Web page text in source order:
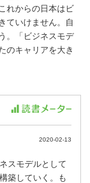
れからの日本はビ
ていけません。自
。「ビジネスモデ
のキャリアを大き
2020-02-13
スモデルとして
築していく。も